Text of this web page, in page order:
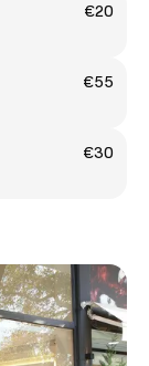
€20
€55
€30